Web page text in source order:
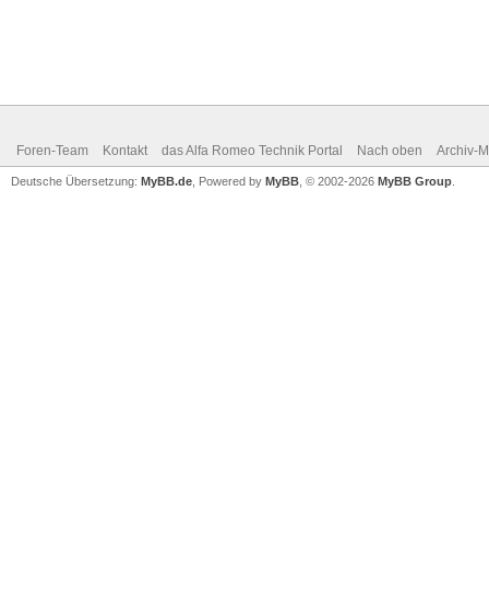
Foren-Team Kontakt das Alfa Romeo Technik Portal Nach oben Archiv-
Deutsche Übersetzung: MyBB.de , Powered by MyBB , © 2002-2026 MyBB Group